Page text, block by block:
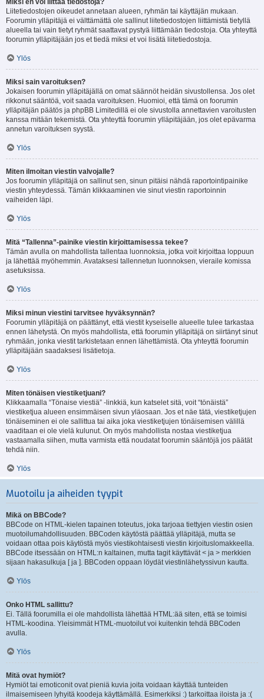
Miksi en voi liittää tiedostoja?
Liitetiedostojen oikeudet annetaan alueen, ryhmän tai käyttäjän mukaan.
Foorumin ylläpitäjä ei välttämättä ole sallinut liitetiedostojen liittämistä tietyllä
alueella tai vain tietyt ryhmät saattavat pystyä liittämään tiedostoja. Ota yhteyttä
foorumin ylläpitäjään jos et tiedä miksi et voi lisätä liitetiedostoja.
Ylös
Miksi sain varoituksen?
Jokaisen foorumin ylläpitäjällä on omat säännöt heidän sivustollensa. Jos olet
rikkonut sääntöä, voit saada varoituksen. Huomioi, että tämä on foorumin
ylläpitäjän päätös ja phpBB Limitedillä ei ole sivustolla annettavien varoitusten
kanssa mitään tekemistä. Ota yhteyttä foorumin ylläpitäjään, jos olet epävarma
annetun varoituksen syystä.
Ylös
Miten ilmoitan viestin valvojalle?
Jos foorumin ylläpitäjä on sallinut sen, sinun pitäisi nähdä raportointipainike
viestin yhteydessä. Tämän klikkaaminen vie sinut viestin raportoinnin
vaiheiden läpi.
Ylös
Mitä “Tallenna”-painike viestin kirjoittamisessa tekee?
Tämän avulla on mahdollista tallentaa luonnoksia, jotka voit kirjoittaa loppuun
ja lähettää myöhemmin. Avataksesi tallennetun luonnoksen, vieraile komissa
asetuksissa.
Ylös
Miksi minun viestini tarvitsee hyväksynnän?
Foorumin ylläpitäjä on päättänyt, että viestit kyseiselle alueelle tulee tarkastaa
ennen lähetystä. On myös mahdollista, että foorumin ylläpitäjä on siirtänyt sinut
ryhmään, jonka viestit tarkistetaan ennen lähettämistä. Ota yhteyttä foorumin
ylläpitäjään saadaksesi lisätietoja.
Ylös
Miten tönäisen viestiketjuani?
Klikkaamalla “Tönaise viestiä” -linkkiä, kun katselet sitä, voit “tönäistä”
viestiketjua alueen ensimmäisen sivun yläosaan. Jos et näe tätä, viestiketjujen
tönäiseminen ei ole sallittua tai aika joka viestiketjujen tönäisemisen välillä
vaaditaan ei ole vielä kulunut. On myös mahdollista nostaa viestiketjua
vastaamalla siihen, mutta varmista että noudatat foorumin sääntöjä jos päätät
tehdä niin.
Ylös
Muotoilu ja aiheiden tyypit
Mikä on BBCode?
BBCode on HTML-kielen tapainen toteutus, joka tarjoaa tiettyjen viestin osien
muotoilumahdollisuuden. BBCoden käytöstä päättää ylläpitäjä, mutta se
voidaan ottaa pois käytöstä myös viestikohtaisesti viestin kirjoituslomakkeella.
BBCode itsessään on HTML:n kaltainen, mutta tagit käyttävät < ja > merkkien
sijaan hakasulkuja [ ja ]. BBCoden oppaan löydät viestinlähetyssivun kautta.
Ylös
Onko HTML sallittu?
Ei. Tällä foorumilla ei ole mahdollista lähettää HTML:ää siten, että se toimisi
HTML-koodina. Yleisimmät HTML-muotoilut voi kuitenkin tehdä BBCoden
avulla.
Ylös
Mitä ovat hymiöt?
Hymiöt tai emoticonit ovat pieniä kuvia joita voidaan käyttää tunteiden
ilmaisemiseen lyhyitä koodeja käyttämällä. Esimerkiksi :) tarkoittaa iloista ja :(